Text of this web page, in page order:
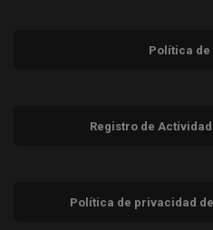
Política de
Registro de
Política de privacidad